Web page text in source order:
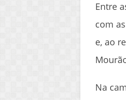
Entre
com
e, ao
Na